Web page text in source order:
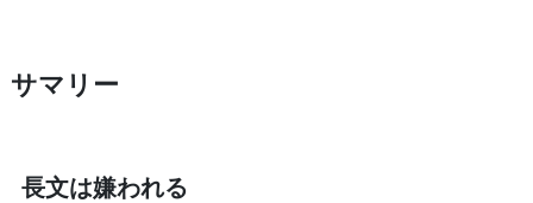
サマリー
長文は嫌われる